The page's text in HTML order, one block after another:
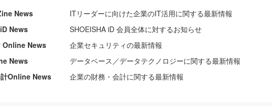
News
ITリーダーに向けた企業のIT活用に関する最新情報
News
SHOEISHA iD 会員全体に対するお知らせ
News
企業セキュリティの最新情報
News
データベース／データテクノロジーに関する最新情報
Online News
企業の財務・会計に関する最新情報